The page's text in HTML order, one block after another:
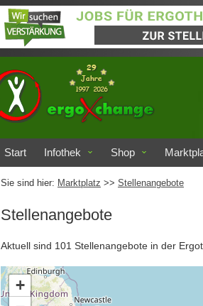
Start Infothek Shop
Sie sind hier: Marktplatz >> Stellenangebote
Stellenangebote
Aktuell sind 101 Stellenangebote in der
+